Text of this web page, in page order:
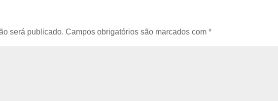
será publicado. Campos obrigatórios são marcados com*